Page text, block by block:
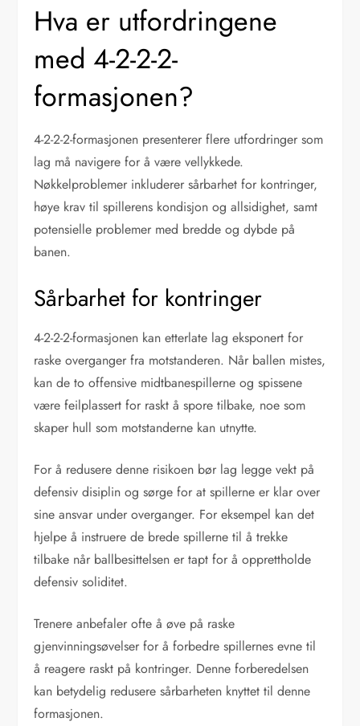
Hva er utfordringene
med 4-2-2-2-
formasjonen?
4-2-2-2-formasjonen presenterer flere utfordringer som
lag må navigere for å være vellykkede.
Nøkkelproblemer inkluderer sårbarhet for kontringer,
høye krav til spillerens kondisjon og allsidighet, samt
potensielle problemer med bredde og dybde på
banen.
Sårbarhet for kontringer
4-2-2-2-formasjonen kan etterlate lag eksponert for
raske overganger fra motstanderen. Når ballen mistes,
kan de to offensive midtbanespillerne og spissene
være feilplassert for raskt å spore tilbake, noe som
skaper hull som motstanderne kan utnytte.
For å redusere denne risikoen bør lag legge vekt på
defensiv disiplin og sørge for at spillerne er klar over
sine ansvar under overganger. For eksempel kan det
hjelpe å instruere de brede spillerne til å trekke
tilbake når ballbesittelsen er tapt for å opprettholde
defensiv soliditet.
Trenere anbefaler ofte å øve på raske
gjenvinningsøvelser for å forbedre spillernes evne til
å reagere raskt på kontringer. Denne forberedelsen
kan betydelig redusere sårbarheten knyttet til denne
formasjonen.